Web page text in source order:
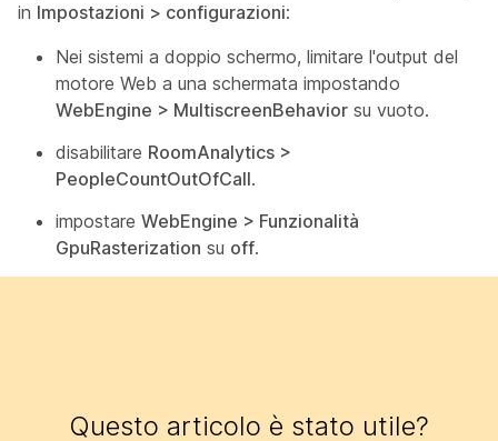
in Impostazioni > configurazioni:
Nei sistemi a doppio schermo, limitare l'output del
motore Web a una schermata impostando
WebEngine > MultiscreenBehavior su vuoto.
disabilitare RoomAnalytics >
PeopleCountOutOfCall.
impostare WebEngine > Funzionalità
GpuRasterization su off.
Questo articolo è stato utile?